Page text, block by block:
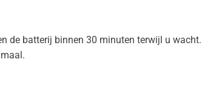
de batterij binnen 30 minuten terwijl u